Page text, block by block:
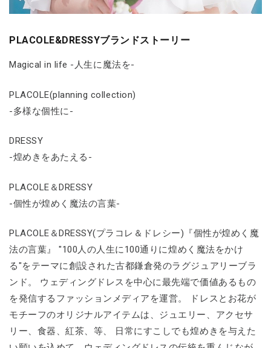
PLACOLE&DRESSYブランドストーリー
Magical in life -人生に魔法を-
PLACOLE(planning collection)
-多様な個性に-
DRESSY
-煌めきをあたえる-
PLACOLE＆DRESSY
-個性が煌めく魔法の言葉-
PLACOLE＆DRESSY(プラコレ＆ドレシー)『個性が煌めく魔
法の言葉』 "100人の人生に100通りに煌めく魔法をかけ
る"をテーマに創設された古都鎌倉発のラグジュアリーブラ
ンド。 ウェディングドレスを中心に最先端で価値あるもの
を発信するファッションメディアを運営。 ドレスとお花が
モチーフのオリジナルアイテムは、ジュエリー、アクセサ
リー、食器、紅茶、等、 日常にすこしでも煌めきを与えた